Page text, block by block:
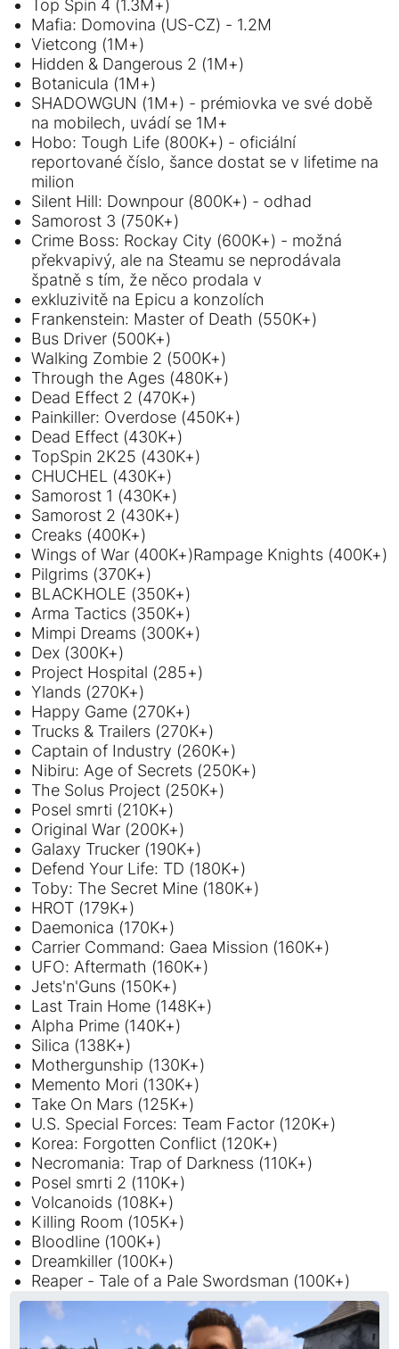
Top Spin 4 (1.3M+)
Mafia: Domovina (US-CZ) - 1.2M
Vietcong (1M+)
Hidden & Dangerous 2 (1M+)
Botanicula (1M+)
SHADOWGUN (1M+) - prémiovka ve své době
na mobilech, uvádí se 1M+
Hobo: Tough Life (800K+) - oficiální
reportované číslo, šance dostat se v lifetime na
milion
Silent Hill: Downpour (800K+) - odhad
Samorost 3 (750K+)
Crime Boss: Rockay City (600K+) - možná
překvapivý, ale na Steamu se neprodávala
špatně s tím, že něco prodala v
exkluzivitě na Epicu a konzolích
Frankenstein: Master of Death (550K+)
Bus Driver (500K+)
Walking Zombie 2 (500K+)
Through the Ages (480K+)
Dead Effect 2 (470K+)
Painkiller: Overdose (450K+)
Dead Effect (430K+)
TopSpin 2K25 (430K+)
CHUCHEL (430K+)
Samorost 1 (430K+)
Samorost 2 (430K+)
Creaks (400K+)
Wings of War (400K+)Rampage Knights (400K+)
Pilgrims (370K+)
BLACKHOLE (350K+)
Arma Tactics (350K+)
Mimpi Dreams (300K+)
Dex (300K+)
Project Hospital (285+)
Ylands (270K+)
Happy Game (270K+)
Trucks & Trailers (270K+)
Captain of Industry (260K+)
Nibiru: Age of Secrets (250K+)
The Solus Project (250K+)
Posel smrti (210K+)
Original War (200K+)
Galaxy Trucker (190K+)
Defend Your Life: TD (180K+)
Toby: The Secret Mine (180K+)
HROT (179K+)
Daemonica (170K+)
Carrier Command: Gaea Mission (160K+)
UFO: Aftermath (160K+)
Jets'n'Guns (150K+)
Last Train Home (148K+)
Alpha Prime (140K+)
Silica (138K+)
Mothergunship (130K+)
Memento Mori (130K+)
Take On Mars (125K+)
U.S. Special Forces: Team Factor (120K+)
Korea: Forgotten Conflict (120K+)
Necromania: Trap of Darkness (110K+)
Posel smrti 2 (110K+)
Volcanoids (108K+)
Killing Room (105K+)
Bloodline (100K+)
Dreamkiller (100K+)
Reaper - Tale of a Pale Swordsman (100K+)